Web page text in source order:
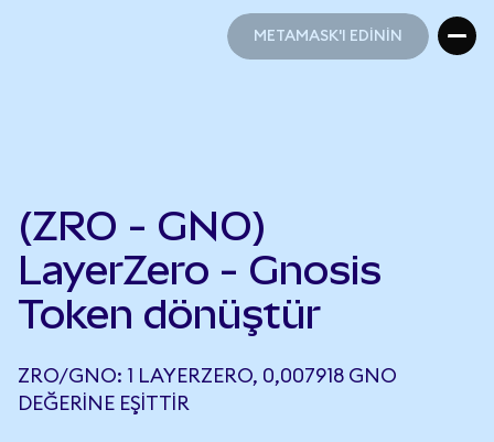
METAMASK'I EDİNİN
(ZRO - GNO)
LayerZero - Gnosis
Token dönüştür
ZRO/GNO: 1 LAYERZERO, 0,007918 GNO
DEĞERINE EŞITTIR